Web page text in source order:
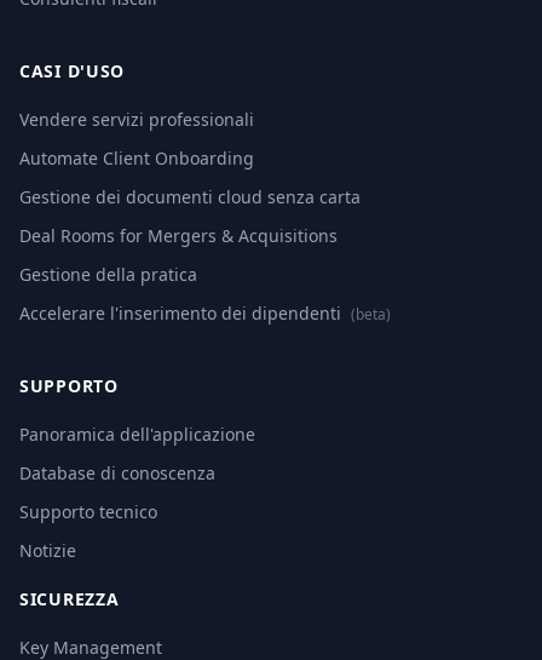
CASI D'USO
Vendere servizi professionali
Automate Client Onboarding
Gestione dei documenti cloud senza carta
Deal Rooms for Mergers & Acquisitions
Gestione della pratica
Accelerare l'inserimento dei dipendenti (beta)
SUPPORTO
Panoramica dell'applicazione
Database di conoscenza
Supporto tecnico
Notizie
SICUREZZA
Key Management